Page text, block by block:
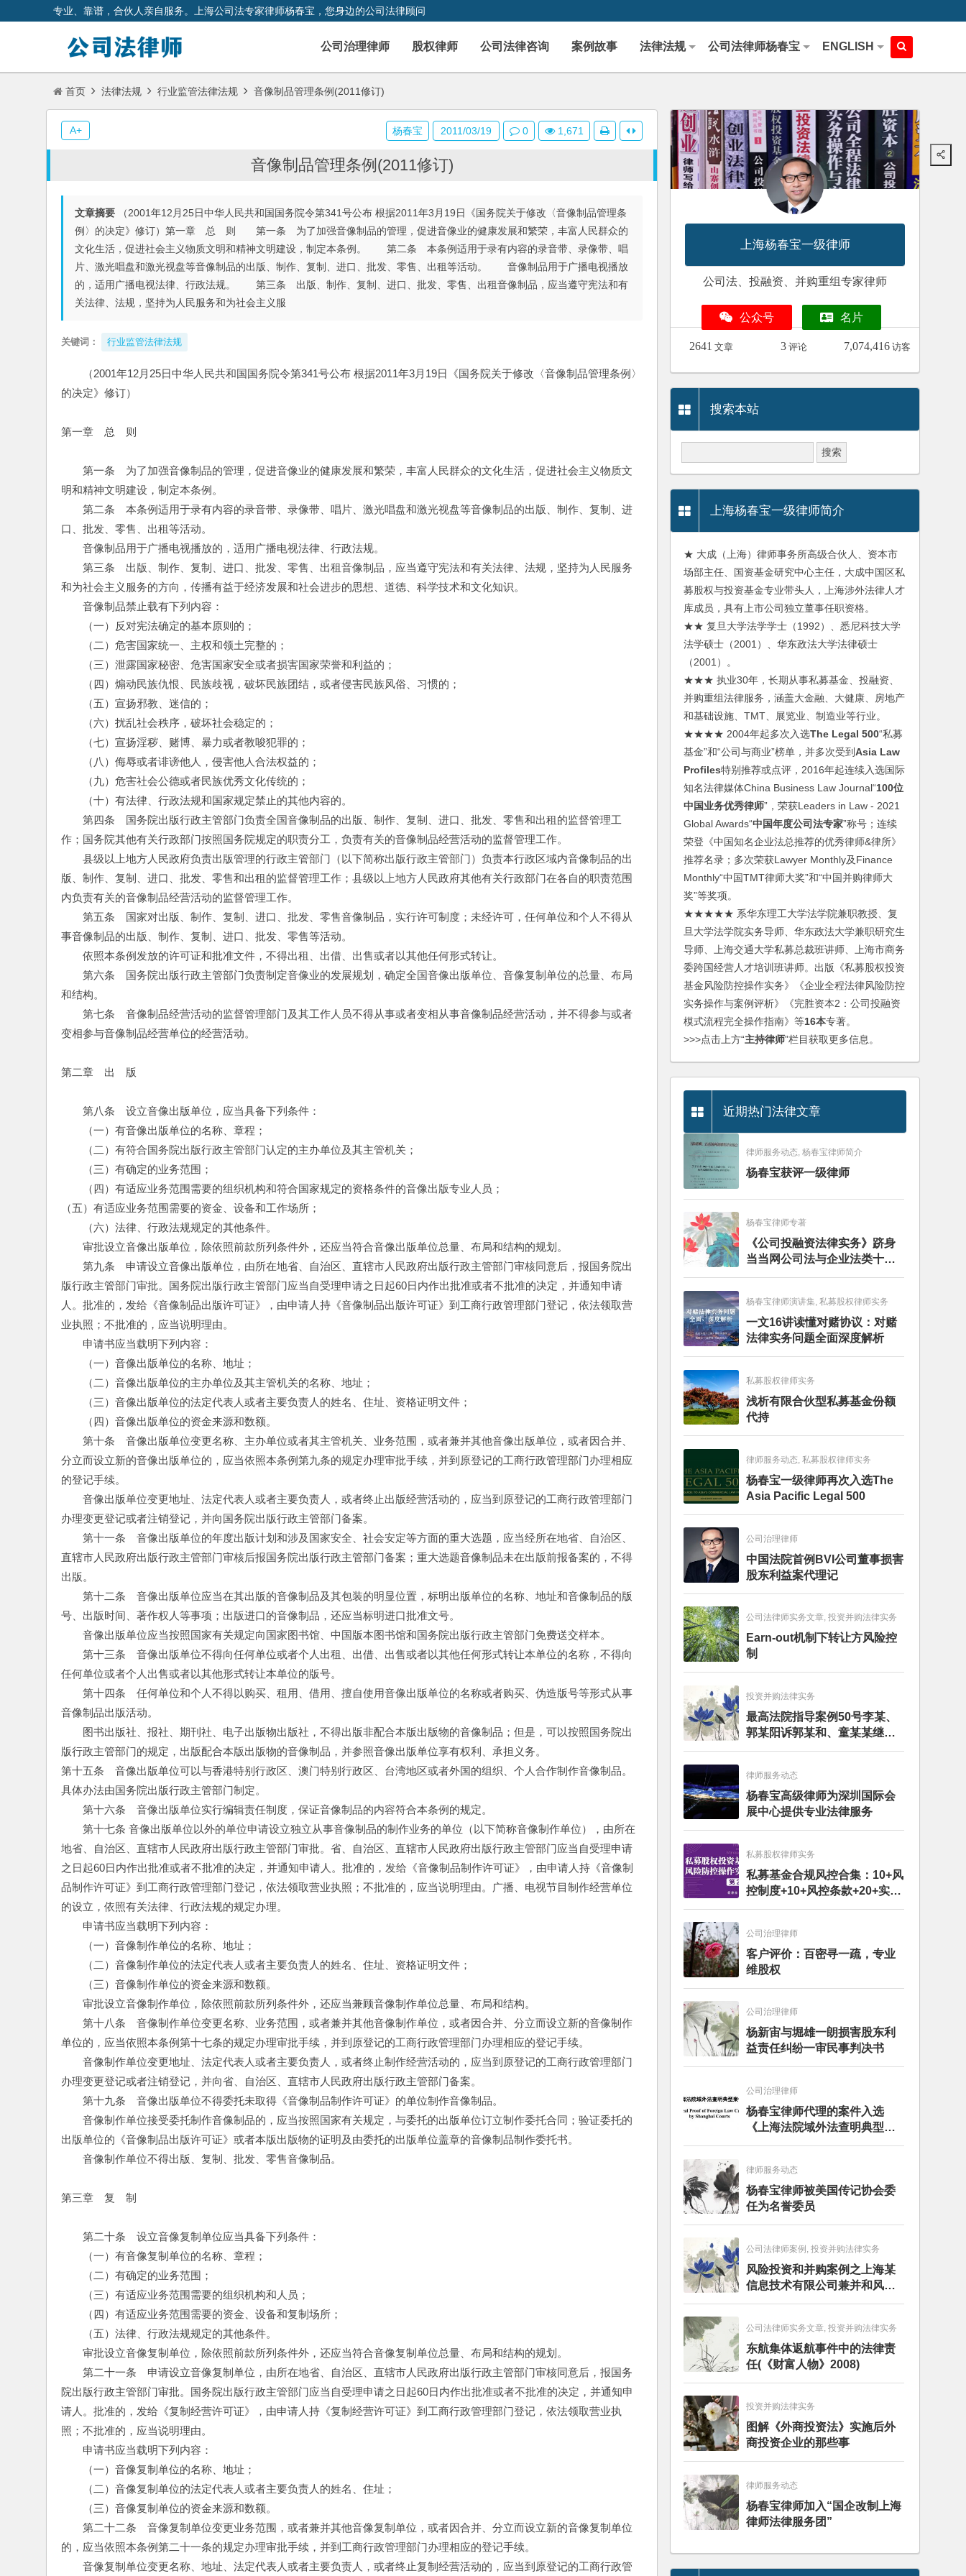
专业、靠谱，合伙人亲自服务。上海公司法专家律师杨春宝，您身边的公司法律顾问
公司治理律师 股权律师 公司法律咨询 案例故事 法律法规 公司法律师杨春宝 ENGLISH
首页 法律法规 行业监管法律法规 音像制品管理条例(2011修订)
音像制品管理条例(2011修订)
文章摘要 （2001年12月25日中华人民共和国国务院令第341号公布 根据2011年3月19日《国务院关于修改〈音像制品管理条
例〉的决定》修订）第一章 总 则 第一条 为了加强音像制品的管理，促进音像业的健康发展和繁荣，丰富人民群众的
文化生活，促进社会主义物质文明和精神文明建设，制定本条例。 第二条 本条例适用于录有内容的录音带、录像带、唱
片、激光唱盘和激光视盘等音像制品的出版、制作、复制、进口、批发、零售、出租等活动。 音像制品用于广播电视播放
的，适用广播电视法律、行政法规。 第三条 出版、制作、复制、进口、批发、零售、出租音像制品，应当遵守宪法和有
关法律、法规，坚持为人民服务和为社会主义服
关键词： 行业监管法律法规
（2001年12月25日中华人民共和国国务院令第341号公布 根据2011年3月19日《国务院关于修改〈音像制品管理条例〉
的决定》修订）
第一章　总　则
第一条　为了加强音像制品的管理，促进音像业的健康发展和繁荣，丰富人民群众的文化生活，促进社会主义物质文
明和精神文明建设，制定本条例。
第二条　本条例适用于录有内容的录音带、录像带、唱片、激光唱盘和激光视盘等音像制品的出版、制作、复制、进
口、批发、零售、出租等活动。
音像制品用于广播电视播放的，适用广播电视法律、行政法规。
第三条　出版、制作、复制、进口、批发、零售、出租音像制品，应当遵守宪法和有关法律、法规，坚持为人民服务
和为社会主义服务的方向，传播有益于经济发展和社会进步的思想、道德、科学技术和文化知识。
音像制品禁止载有下列内容：
（一）反对宪法确定的基本原则的；
（二）危害国家统一、主权和领土完整的；
（三）泄露国家秘密、危害国家安全或者损害国家荣誉和利益的；
（四）煽动民族仇恨、民族歧视，破坏民族团结，或者侵害民族风俗、习惯的；
（五）宣扬邪教、迷信的；
（六）扰乱社会秩序，破坏社会稳定的；
（七）宣扬淫秽、赌博、暴力或者教唆犯罪的；
（八）侮辱或者诽谤他人，侵害他人合法权益的；
（九）危害社会公德或者民族优秀文化传统的；
（十）有法律、行政法规和国家规定禁止的其他内容的。
第四条　国务院出版行政主管部门负责全国音像制品的出版、制作、复制、进口、批发、零售和出租的监督管理工
作；国务院其他有关行政部门按照国务院规定的职责分工，负责有关的音像制品经营活动的监督管理工作。
县级以上地方人民政府负责出版管理的行政主管部门（以下简称出版行政主管部门）负责本行政区域内音像制品的出
版、制作、复制、进口、批发、零售和出租的监督管理工作；县级以上地方人民政府其他有关行政部门在各自的职责范围
内负责有关的音像制品经营活动的监督管理工作。
第五条　国家对出版、制作、复制、进口、批发、零售音像制品，实行许可制度；未经许可，任何单位和个人不得从
事音像制品的出版、制作、复制、进口、批发、零售等活动。
依照本条例发放的许可证和批准文件，不得出租、出借、出售或者以其他任何形式转让。
第六条　国务院出版行政主管部门负责制定音像业的发展规划，确定全国音像出版单位、音像复制单位的总量、布局
和结构。
第七条　音像制品经营活动的监督管理部门及其工作人员不得从事或者变相从事音像制品经营活动，并不得参与或者
变相参与音像制品经营单位的经营活动。
第二章　出　版
第八条　设立音像出版单位，应当具备下列条件：
（一）有音像出版单位的名称、章程；
（二）有符合国务院出版行政主管部门认定的主办单位及其主管机关；
（三）有确定的业务范围；
（四）有适应业务范围需要的组织机构和符合国家规定的资格条件的音像出版专业人员；
（五）有适应业务范围需要的资金、设备和工作场所；
（六）法律、行政法规规定的其他条件。
审批设立音像出版单位，除依照前款所列条件外，还应当符合音像出版单位总量、布局和结构的规划。
第九条　申请设立音像出版单位，由所在地省、自治区、直辖市人民政府出版行政主管部门审核同意后，报国务院出
版行政主管部门审批。国务院出版行政主管部门应当自受理申请之日起60日内作出批准或者不批准的决定，并通知申请
人。批准的，发给《音像制品出版许可证》，由申请人持《音像制品出版许可证》到工商行政管理部门登记，依法领取营
业执照；不批准的，应当说明理由。
申请书应当载明下列内容：
（一）音像出版单位的名称、地址；
（二）音像出版单位的主办单位及其主管机关的名称、地址；
（三）音像出版单位的法定代表人或者主要负责人的姓名、住址、资格证明文件；
（四）音像出版单位的资金来源和数额。
第十条　音像出版单位变更名称、主办单位或者其主管机关、业务范围，或者兼并其他音像出版单位，或者因合并、
分立而设立新的音像出版单位的，应当依照本条例第九条的规定办理审批手续，并到原登记的工商行政管理部门办理相应
的登记手续。
音像出版单位变更地址、法定代表人或者主要负责人，或者终止出版经营活动的，应当到原登记的工商行政管理部门
办理变更登记或者注销登记，并向国务院出版行政主管部门备案。
第十一条　音像出版单位的年度出版计划和涉及国家安全、社会安定等方面的重大选题，应当经所在地省、自治区、
直辖市人民政府出版行政主管部门审核后报国务院出版行政主管部门备案；重大选题音像制品未在出版前报备案的，不得
出版。
第十二条　音像出版单位应当在其出版的音像制品及其包装的明显位置，标明出版单位的名称、地址和音像制品的版
号、出版时间、著作权人等事项；出版进口的音像制品，还应当标明进口批准文号。
音像出版单位应当按照国家有关规定向国家图书馆、中国版本图书馆和国务院出版行政主管部门免费送交样本。
第十三条　音像出版单位不得向任何单位或者个人出租、出借、出售或者以其他任何形式转让本单位的名称，不得向
任何单位或者个人出售或者以其他形式转让本单位的版号。
第十四条　任何单位和个人不得以购买、租用、借用、擅自使用音像出版单位的名称或者购买、伪造版号等形式从事
音像制品出版活动。
图书出版社、报社、期刊社、电子出版物出版社，不得出版非配合本版出版物的音像制品；但是，可以按照国务院出
版行政主管部门的规定，出版配合本版出版物的音像制品，并参照音像出版单位享有权利、承担义务。
第十五条　音像出版单位可以与香港特别行政区、澳门特别行政区、台湾地区或者外国的组织、个人合作制作音像制品。
具体办法由国务院出版行政主管部门制定。
第十六条　音像出版单位实行编辑责任制度，保证音像制品的内容符合本条例的规定。
第十七条 音像出版单位以外的单位申请设立独立从事音像制品的制作业务的单位（以下简称音像制作单位），由所在
地省、自治区、直辖市人民政府出版行政主管部门审批。省、自治区、直辖市人民政府出版行政主管部门应当自受理申请
之日起60日内作出批准或者不批准的决定，并通知申请人。批准的，发给《音像制品制作许可证》，由申请人持《音像制
品制作许可证》到工商行政管理部门登记，依法领取营业执照；不批准的，应当说明理由。广播、电视节目制作经营单位
的设立，依照有关法律、行政法规的规定办理。
申请书应当载明下列内容：
（一）音像制作单位的名称、地址；
（二）音像制作单位的法定代表人或者主要负责人的姓名、住址、资格证明文件；
（三）音像制作单位的资金来源和数额。
审批设立音像制作单位，除依照前款所列条件外，还应当兼顾音像制作单位总量、布局和结构。
第十八条　音像制作单位变更名称、业务范围，或者兼并其他音像制作单位，或者因合并、分立而设立新的音像制作
单位的，应当依照本条例第十七条的规定办理审批手续，并到原登记的工商行政管理部门办理相应的登记手续。
音像制作单位变更地址、法定代表人或者主要负责人，或者终止制作经营活动的，应当到原登记的工商行政管理部门
办理变更登记或者注销登记，并向省、自治区、直辖市人民政府出版行政主管部门备案。
第十九条　音像出版单位不得委托未取得《音像制品制作许可证》的单位制作音像制品。
音像制作单位接受委托制作音像制品的，应当按照国家有关规定，与委托的出版单位订立制作委托合同；验证委托的
出版单位的《音像制品出版许可证》或者本版出版物的证明及由委托的出版单位盖章的音像制品制作委托书。
音像制作单位不得出版、复制、批发、零售音像制品。
第三章　复　制
第二十条　设立音像复制单位应当具备下列条件：
（一）有音像复制单位的名称、章程；
（二）有确定的业务范围；
（三）有适应业务范围需要的组织机构和人员；
（四）有适应业务范围需要的资金、设备和复制场所；
（五）法律、行政法规规定的其他条件。
审批设立音像复制单位，除依照前款所列条件外，还应当符合音像复制单位总量、布局和结构的规划。
第二十一条　申请设立音像复制单位，由所在地省、自治区、直辖市人民政府出版行政主管部门审核同意后，报国务
院出版行政主管部门审批。国务院出版行政主管部门应当自受理申请之日起60日内作出批准或者不批准的决定，并通知申
请人。批准的，发给《复制经营许可证》，由申请人持《复制经营许可证》到工商行政管理部门登记，依法领取营业执
照；不批准的，应当说明理由。
申请书应当载明下列内容：
（一）音像复制单位的名称、地址；
（二）音像复制单位的法定代表人或者主要负责人的姓名、住址；
（三）音像复制单位的资金来源和数额。
第二十二条　音像复制单位变更业务范围，或者兼并其他音像复制单位，或者因合并、分立而设立新的音像复制单位
的，应当依照本条例第二十一条的规定办理审批手续，并到工商行政管理部门办理相应的登记手续。
音像复制单位变更名称、地址、法定代表人或者主要负责人，或者终止复制经营活动的，应当到原登记的工商行政管
杨春宝 2011/03/19 0 1,671
A+
上海杨春宝一级律师
公司法、投融资、并购重组专家律师
公众号 名片
2641 文章 3 评论 7,074,416 访客
搜索本站
上海杨春宝一级律师简介
★ 大成（上海）律师事务所高级合伙人、资本市
场部主任、国资基金研究中心主任，大成中国区私
募股权与投资基金专业带头人，上海涉外法律人才
库成员，具有上市公司独立董事任职资格。
★★ 复旦大学法学学士（1992）、悉尼科技大学
法学硕士（2001）、华东政法大学法律硕士
（2001）。
★★★ 执业30年，长期从事私募基金、投融资、
并购重组法律服务，涵盖大金融、大健康、房地产
和基础设施、TMT、展览业、制造业等行业。
★★★★ 2004年起多次入选The Legal 500“私募
基金”和“公司与商业”榜单，并多次受到Asia Law
Profiles特别推荐或点评，2016年起连续入选国际
知名法律媒体China Business Law Journal“100位
中国业务优秀律师”，荣获Leaders in Law - 2021
Global Awards“中国年度公司法专家”称号；连续
荣登《中国知名企业法总推荐的优秀律师&律所》
推荐名录；多次荣获Lawyer Monthly及Finance
Monthly“中国TMT律师大奖”和“中国并购律师大
奖”等奖项。
★★★★★ 系华东理工大学法学院兼职教授、复
旦大学法学院实务导师、华东政法大学兼职研究生
导师、上海交通大学私募总裁班讲师、上海市商务
委跨国经营人才培训班讲师。出版《私募股权投资
基金风险防控操作实务》《企业全程法律风险防控
实务操作与案例评析》《完胜资本2：公司投融资
模式流程完全操作指南》等16本专著。
>>>点击上方“主持律师”栏目获取更多信息。
近期热门法律文章
律师服务动态, 杨春宝律师简介
杨春宝获评一级律师
杨春宝律师专著
《公司投融资法律实务》跻身
当当网公司法与企业法类十大
畅销图书榜
杨春宝律师演讲集, 私募股权律师实务
一文16讲读懂对赌协议：对赌
法律实务问题全面深度解析
私募股权律师实务
浅析有限合伙型私募基金份额
代持
律师服务动态, 私募股权律师实务
杨春宝一级律师再次入选The
Asia Pacific Legal 500
公司治理律师
中国法院首例BVI公司董事损害
股东利益案代理记
公司法律师实务文章, 投资并购法律实务
Earn-out机制下转让方风险控
制
投资并购法律实务
最高法院指导案例50号李某、
郭某阳诉郭某和、童某某继承
纠纷案
律师服务动态
杨春宝高级律师为深圳国际会
展中心提供专业法律服务
私募股权律师实务
私募基金合规风控合集：10+风
控制度+10+风控条款+20+实务
文章+每月动态
公司治理律师
客户评价：百密寻一疏，专业
维股权
公司治理律师
杨新宙与堀雄一朗损害股东利
益责任纠纷一审民事判决书
公司治理律师
杨春宝律师代理的案件入选
《上海法院域外法查明典型案
例》
律师服务动态
杨春宝律师被美国传记协会委
任为名誉委员
公司法律师案例, 投资并购法律实务
风险投资和并购案例之上海某
信息技术有限公司兼并和风险
投资服务
公司法律师实务文章, 投资并购法律实务
东航集体返航事件中的法律责
任(《财富人物》2008)
投资并购法律实务
图解《外商投资法》实施后外
商投资企业的那些事
律师服务动态
杨春宝律师加入“国企改制上海
律师法律服务团”